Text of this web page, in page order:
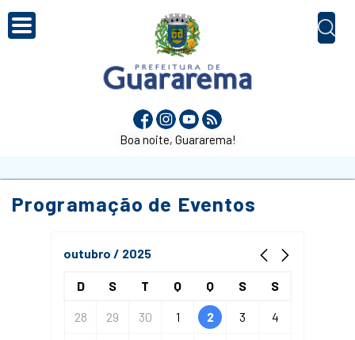
Boa noite, Guararema!
Programação de Eventos
outubro / 2025
D S T Q Q S S
28 29 30 1 2 3 4